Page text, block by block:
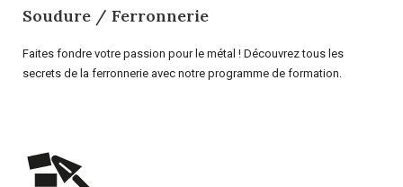
Soudure / Ferronnerie
Faites fondre votre passion pour le métal ! Découvrez tous les
secrets de la ferronnerie avec notre programme de formation.